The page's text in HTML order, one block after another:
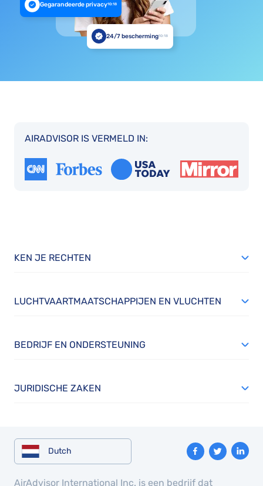
Gegarandeerde privacy10:18
24/7 bescherming10:18
AIRADVISOR IS VERMELD IN:
KEN JE RECHTEN
LUCHTVAARTMAATSCHAPPIJEN EN VLUCHTEN
BEDRIJF EN ONDERSTEUNING
JURIDISCHE ZAKEN
Dutch
AirAdvisor International Inc. is een bedrijf dat